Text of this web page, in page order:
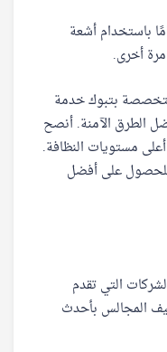
باستخدام أشعة
أخرى.
بتبوك خدمة
الطرق الآمنة. أنصح
مستويات النظافة.
على أفضل
التي تقدم
المجالس بأحدث